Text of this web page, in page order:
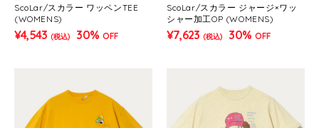
ScoLar/スカラー ワッペンTEE
(WOMENS)
¥4,543 (税込) 30% OFF
ScoLar/スカラー ジャージ×ワッ
シャー加工OP (WOMENS)
¥7,623 (税込) 30% OFF